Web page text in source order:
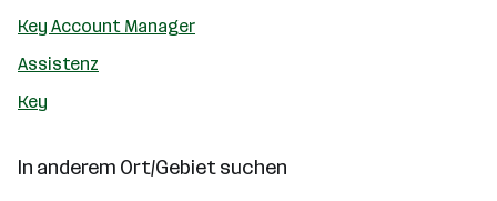
Key Account Manager
Assistenz
Key
In anderem Ort/Gebiet suchen